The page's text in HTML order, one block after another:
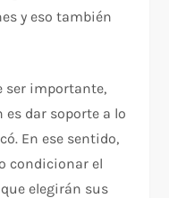
y eso también
ser importante,
dar soporte a lo
En ese sentido,
condicionar el
elegirán sus